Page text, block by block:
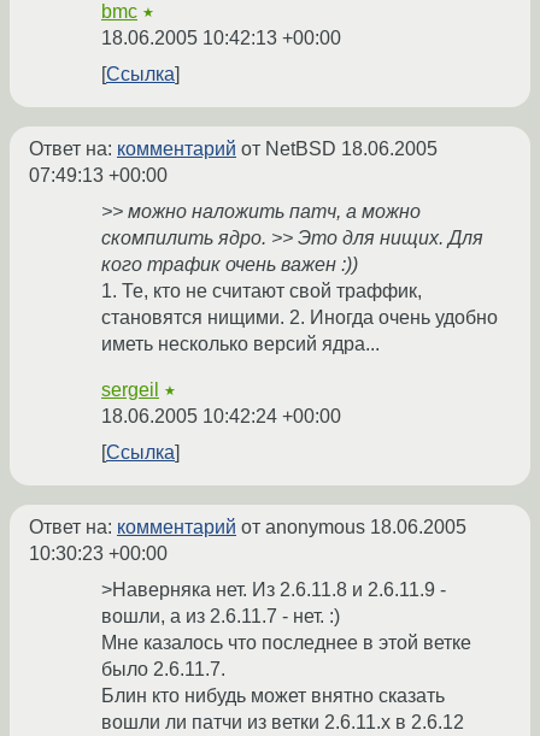
bmc ★
18.06.2005 10:42:13 +00:00
Ссылка
Ответ на: комментарий от NetBSD 18.06.2005
07:49:13 +00:00
>> можно наложить патч, а можно
скомпилить ядро. >> Это для нищих. Для
кого трафик очень важен :))
1. Те, кто не считают свой траффик,
становятся нищими. 2. Иногда очень удобно
иметь несколько версий ядра...
sergeil ★
18.06.2005 10:42:24 +00:00
Ссылка
Ответ на: комментарий от anonymous 18.06.2005
10:30:23 +00:00
>Наверняка нет. Из 2.6.11.8 и 2.6.11.9 -
вошли, а из 2.6.11.7 - нет. :)
Мне казалось что последнее в этой ветке
было 2.6.11.7.
Блин кто нибудь может внятно сказать
вошли ли патчи из ветки 2.6.11.x в 2.6.12